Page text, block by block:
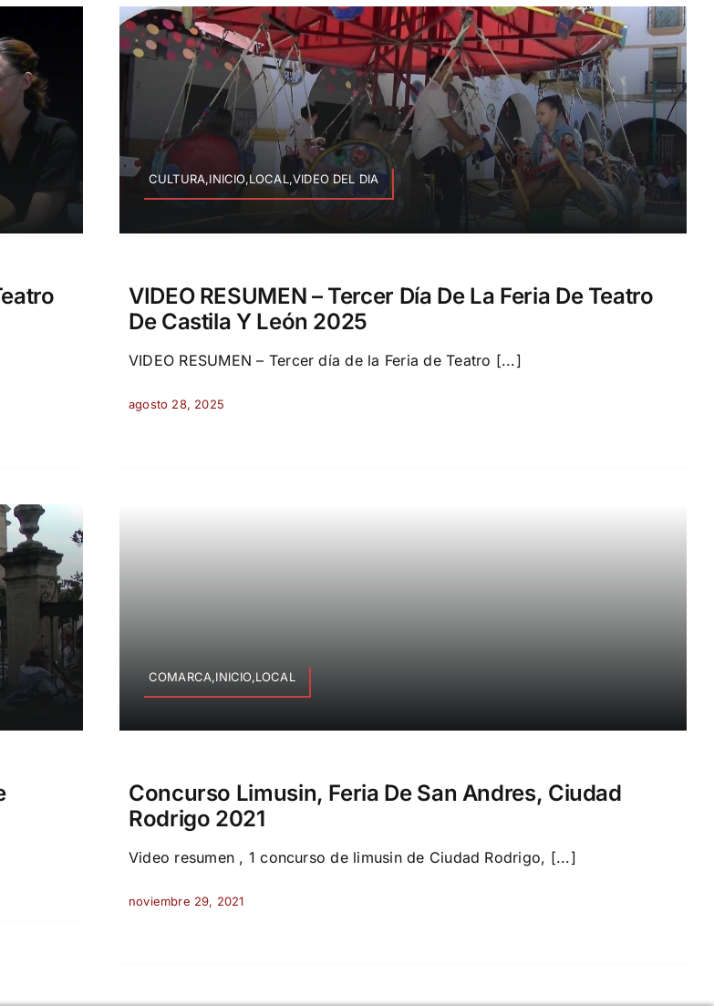
CULTURA,INICIO,LOCAL,VIDEO DEL DIA
VIDEO RESUMEN – Tercer Día De La Feria De Teatro
De Castila Y León 2025
VIDEO RESUMEN – Tercer día de la Feria de Teatro [...]
agosto 28, 2025
COMARCA,INICIO,LOCAL
Concurso Limusin, Feria De San Andres, Ciudad
Rodrigo 2021
Video resumen , 1 concurso de limusin de Ciudad Rodrigo, [...]
noviembre 29, 2021